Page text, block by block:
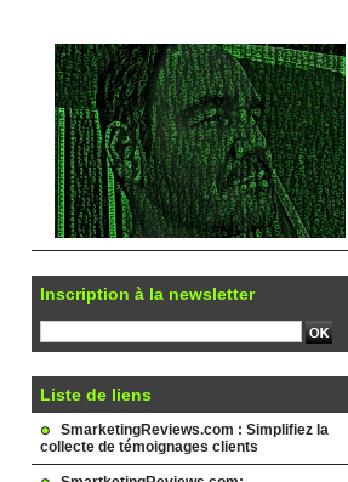
Inscription à la newsletter
Liste de liens
SmarketingReviews.com : Simplifiez la
collecte de témoignages clients